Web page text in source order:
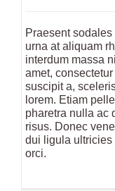
Praesent
urna at aliquam
interdum massa
amet,
suscipit a,
lorem. Etiam
pharetra nulla ac
risus. Donec
dui ligula ultricies
orci.